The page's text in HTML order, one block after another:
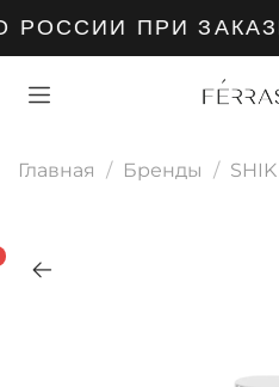
ПРИ
Главная Бренды SHIK